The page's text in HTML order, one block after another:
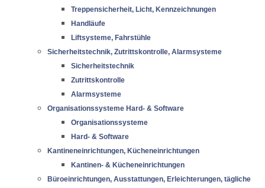
Treppensicherheit, Licht, Kennzeichnungen
Handläufe
Liftsysteme, Fahrstühle
Sicherheitstechnik, Zutrittskontrolle, Alarmsysteme
Sicherheitstechnik
Zutrittskontrolle
Alarmsysteme
Organisationssysteme Hard- & Software
Organisationssysteme
Hard- & Software
Kantineneinrichtungen, Kücheneinrichtungen
Kantinen- & Kücheneinrichtungen
Büroeinrichtungen, Ausstattungen, Erleichterungen, tägliche